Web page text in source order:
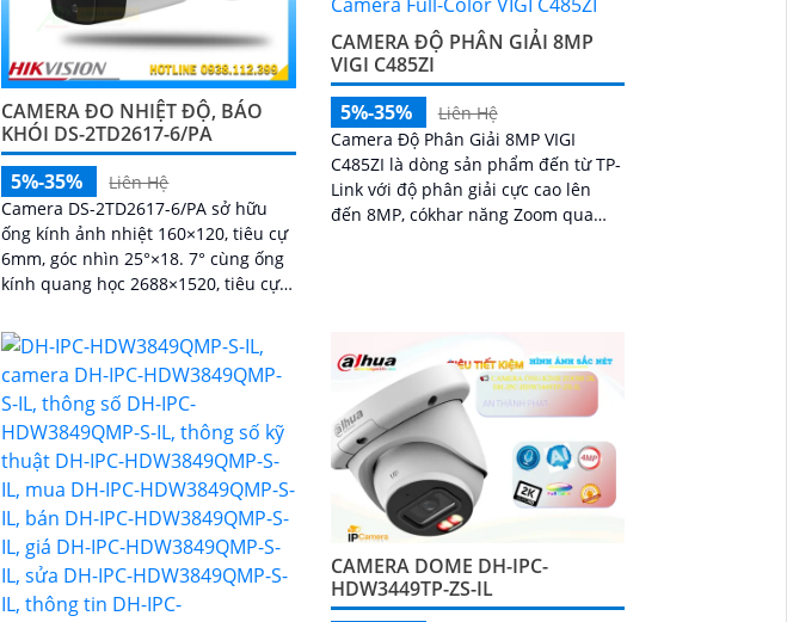
CAMERA ĐO NHIỆT ĐỘ, BÁO
KHÓI DS-2TD2617-6/PA
5%-35%
Liên Hệ
Camera DS-2TD2617-6/PA sở hữu
ống kính ảnh nhiệt 160×120, tiêu cự
6mm, góc nhìn 25°×18. 7° cùng ống
kính quang học 2688×1520, tiêu cự
trong...
CAMERA ĐỘ PHÂN GIẢI 8MP
VIGI C485ZI
5%-35%
Liên Hệ
Camera Độ Phân Giải 8MP VIGI
C485ZI là dòng sản phẩm đến từ TP-
Link với độ phân giải cực cao lên
đến 8MP, cókhar năng Zoom qua
CAMERA DOME DH-IPC-
HDW3449TP-ZS-IL